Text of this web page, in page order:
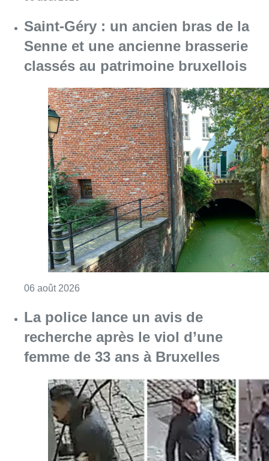
06 août 2026Consulter l'article "Saint-Géry : un ancien
La police lance un avis de
recherche après le viol d’une
femme de 33 ans à Bruxelles
06 août 2026 Consulter l'article "La police lance un avis
La Commune d’Ixelles ouvre un